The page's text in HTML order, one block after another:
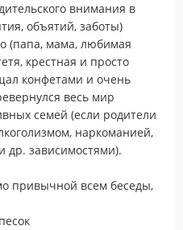
внимания в
объятий, заботы)
(папа, мама, любимая
крестная и просто
конфетами и очень
весь мир
семей (если родители
наркоманией,
др. зависимостями).
привычной всем беседы,